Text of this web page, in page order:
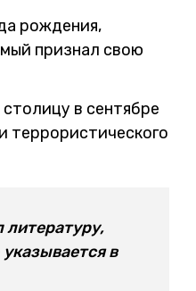
рождения,
признал свою
в сентябре
террористического
литературу,
в